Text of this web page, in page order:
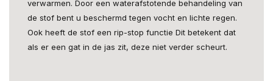
verwarmen. Door een waterafstotende behandeling van
de stof bent u beschermd tegen vocht en lichte regen.
Ook heeft de stof een rip-stop functie Dit betekent dat
als er een gat in de jas zit, deze niet verder scheurt.